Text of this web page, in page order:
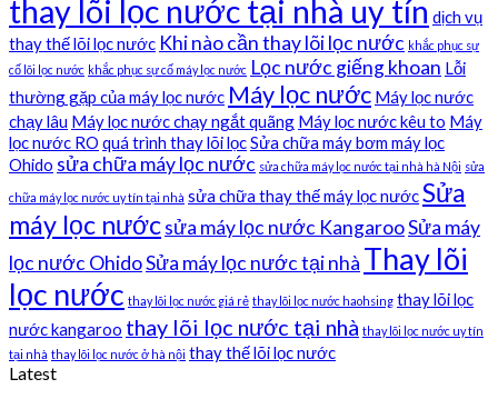
thay lõi lọc nước tại nhà uy tín dịch vụ
thay thế lõi lọc nước Khi nào cần thay lõi lọc nước khắc phục sự
cố lõi lọc nước khắc phục sự cố máy lọc nước Lọc nước giếng khoan Lỗi
thường gặp của máy lọc nước Máy lọc nước Máy lọc nước
chạy lâu Máy lọc nước chạy ngắt quãng Máy lọc nước kêu to Máy
lọc nước RO quá trình thay lõi lọcSửa chữa máy bơm máy lọc
Ohido sửa chữa máy lọc nước sửa chữa máy lọc nước tại nhà hà Nội sửa
chữa máy lọc nước uy tín tại nhà sửa chữa thay thế máy lọc nướcSửa
máy lọc nướcsửa máy lọc nước KangarooSửa máy
lọc nước OhidoSửa máy lọc nước tại nhà Thay lõi
lọc nước thay lõi lọc nước giá rẻ thay lõi lọc nước haohsing thay lõi lọc
nước kangaroo thay lõi lọc nước tại nhà thay lõi lọc nước uy tín
tại nhà thay lõi lọc nước ở hà nội thay thế lõi lọc nước
Latest